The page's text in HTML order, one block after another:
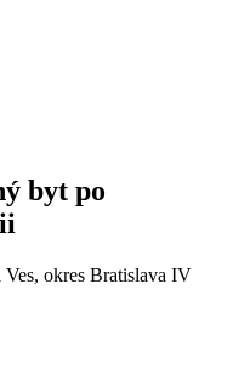
byt po
Ves, okres Bratislava IV